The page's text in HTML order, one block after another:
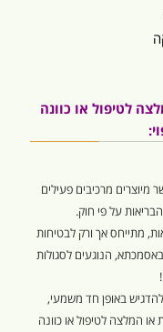
לטיפול או כוונה
מיוצרים מרכיבים פעילים
על פי חוק.
מתייחס אך ורק לבטיחות
הנוגעים לסגולות
באופן חד משמעי,
המלצה לטיפול או כוונה